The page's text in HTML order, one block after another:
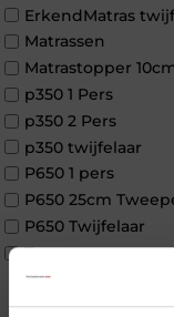
ErkendMatras
Matrassen
Matrastopper
p350 1 Pers
p350 2 Pers
p350 twijfelaar
P650 1 pers
P650 25cm
P650 Twijfelaar
Toppers
Maatvoering
1 persoon